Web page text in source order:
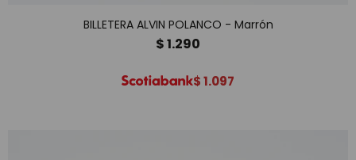
BILLETERA ALVIN POLANCO - Marrón
$1.290
$1.097